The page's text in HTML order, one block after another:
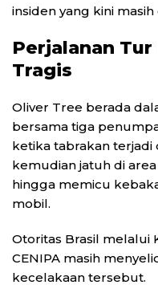
insiden yang kini
Perjalanan
Tragis
Oliver Tree berada
bersama tiga
ketika tabrakan terjadi
kemudian jatuh di
hingga memicu
mobil.
Otoritas Brasil melalui
CENIPA masih
kecelakaan tersebut.